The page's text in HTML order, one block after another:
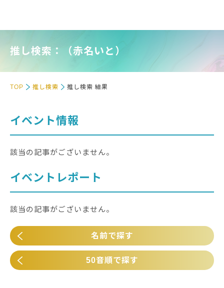
推し検索：（赤名いと）
TOP 推し検索 推し検索 結果
イベント情報
該当の記事がございません。
イベントレポート
該当の記事がございません。
名前で探す
50音順で探す